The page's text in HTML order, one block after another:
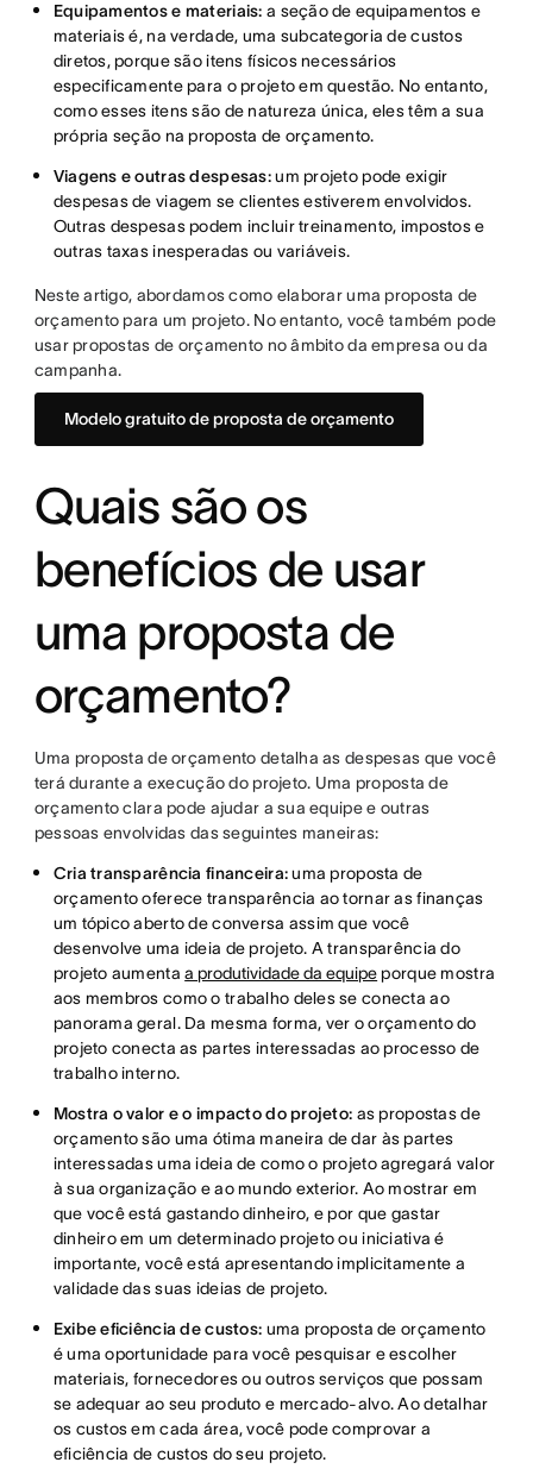
Equipamentos e materiais: a seção de equipamentos e
materiais é, na verdade, uma subcategoria de custos
diretos, porque são itens físicos necessários
especificamente para o projeto em questão. No entanto,
como esses itens são de natureza única, eles têm a sua
própria seção na proposta de orçamento.
Viagens e outras despesas:um projeto pode exigir
despesas de viagem se clientes estiverem envolvidos.
Outras despesas podem incluir treinamento, impostos e
outras taxas inesperadas ou variáveis.
Neste artigo, abordamos como elaborar uma proposta de
orçamento para um projeto. No entanto, você também pode
usar propostas de orçamento no âmbito da empresa ou da
campanha.
Modelo gratuito de proposta de orçamento
Quais são os
benefícios de usar
uma proposta de
orçamento?
Uma proposta de orçamento detalha as despesas que você
terá durante a execução do projeto. Uma proposta de
orçamento clara pode ajudar a sua equipe e outras
pessoas envolvidas das seguintes maneiras:
Cria transparência financeira:uma proposta de
orçamento oferece transparência ao tornar as finanças
um tópico aberto de conversa assim que você
desenvolve uma ideia de projeto. A transparência do
projeto aumentaa produtividade da equipeporque mostra
aos membros como o trabalho deles se conecta ao
panorama geral. Da mesma forma, ver o orçamento do
projeto conecta as partes interessadas ao processo de
trabalho interno.
Mostra o valor e o impacto do projeto: as propostas de
orçamento são uma ótima maneira de dar às partes
interessadas uma ideia de como o projeto agregará valor
à sua organização e ao mundo exterior. Ao mostrar em
que você está gastando dinheiro, e por que gastar
dinheiro em um determinado projeto ou iniciativa é
importante, você está apresentando implicitamente a
validade das suas ideias de projeto.
Exibe eficiência de custos: uma proposta de orçamento
é uma oportunidade para você pesquisar e escolher
materiais, fornecedores ou outros serviços que possam
se adequar ao seu produto e mercado-alvo. Ao detalhar
os custos em cada área, você pode comprovar a
eficiência de custos do seu projeto.